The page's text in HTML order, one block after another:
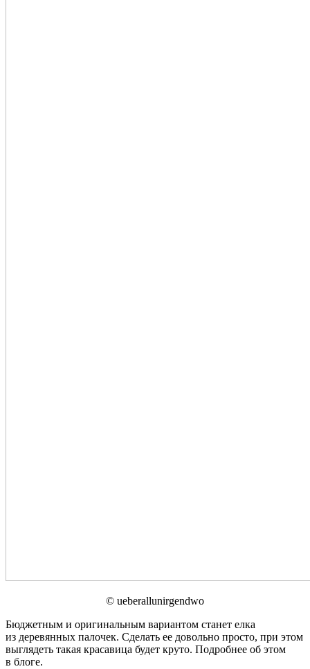
© ueberallunirgendwo
Бюджетным и оригинальным вариантом станет елка
из деревянных палочек. Сделать ее довольно просто, при этом
выглядеть такая красавица будет круто. Подробнее об этом
в блоге.